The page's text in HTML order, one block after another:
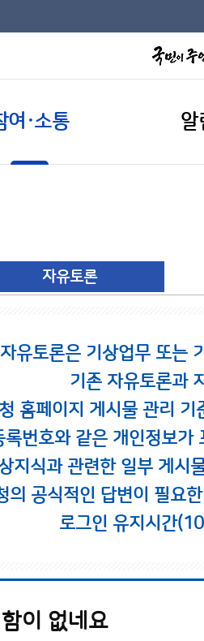
여·소통 알
자유토론
자유토론은 기상업무 또는
기존 자유토론과
홈페이지 게시물 관리
번호와 같은 개인정보
지식과 관련한 일부 게시
의 공식적인 답변이 필요
로그인 유지시간
이 없네요